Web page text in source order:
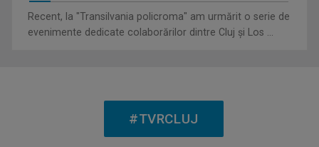
BĂNOI ALEXANDRU VALENTIN
De 10 ani sint “legat” de “Poveșțile lu Pilu”, ...
Recent, la "Transilvania policroma" am urmărit o serie de
evenimente dedicate colaborărilor dintre Cluj și Los ...
#TVRCLUJ